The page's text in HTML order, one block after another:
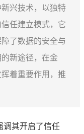
兴技术，以独特
任建立模式，它
了数据的安全与
新途径，在金
着重要作用，推
调其开启了信任